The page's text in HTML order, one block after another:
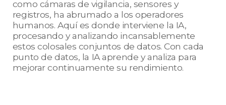
como cámaras de vigilancia, sensores y
registros, ha abrumado a los operadores
humanos. Aquí es donde interviene la IA,
procesando y analizando incansablemente
estos colosales conjuntos de datos. Con cada
punto de datos, la IA aprende y analiza para
mejorar continuamente su rendimiento.